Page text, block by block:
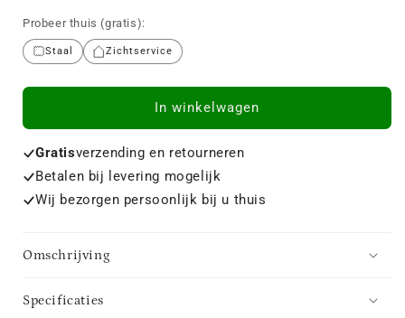
Probeer thuis (gratis):
Staal Zichtservice
In winkelwagen
Gratisverzending en retourneren
Betalen bij levering mogelijk
Wij bezorgen persoonlijk bij u thuis
Omschrijving
Specificaties